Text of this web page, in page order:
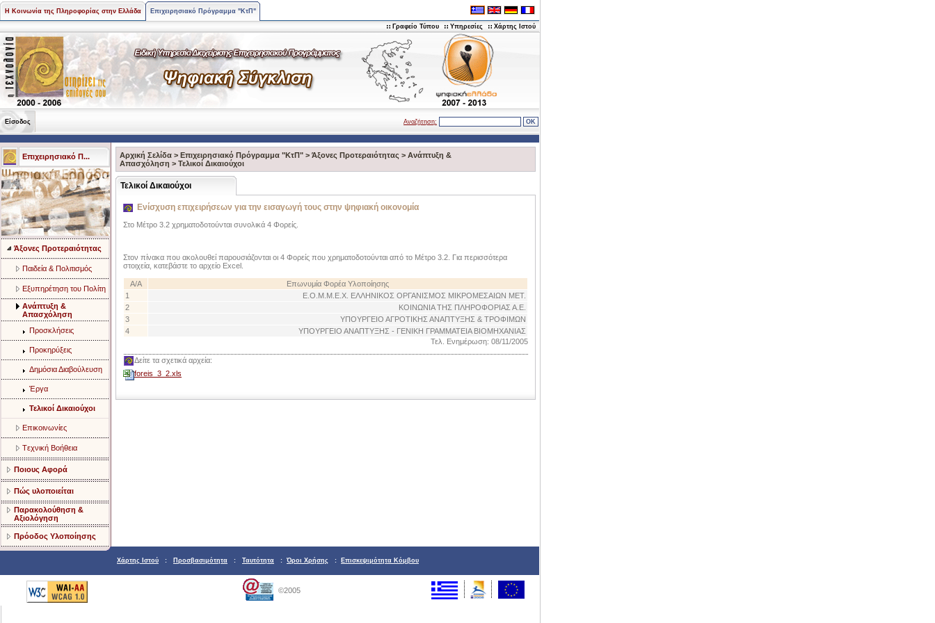
Η Κοινωνία της Πληροφορίας στην Ελλάδα Επιχειρησιακό Πρόγραμμα "ΚτΠ"
Γραφείο Τύπου Υπηρεσίες Χάρτης Ιστού
Είσοδος Αναζήτηση:
Επιχειρησιακό Π...
Άξονες Προτεραιότητας
Παιδεία & Πολιτισμός
Eξυπηρέτηση του Πολίτη
Aνάπτυξη &
Aπασχόληση
Προσκλήσεις
Προκηρύξεις
Δημόσια Διαβούλευση
Έργα
Τελικοί Δικαιούχοι
Eπικοινωνίες
Tεχνική Bοήθεια
Ποιους Αφορά
Πώς υλοποιείται
Παρακολούθηση &
Αξιολόγηση
Πρόοδος Υλοποίησης
Αρχική Σελίδα > Επιχειρησιακό Πρόγραμμα "ΚτΠ" > Άξονες Προτεραιότητας > Aνάπτυξη &
Aπασχόληση > Τελικοί Δικαιούχοι
Τελικοί Δικαιούχοι
Ενίσχυση επιχειρήσεων για την εισαγωγή τους στην ψηφιακή οικονομία
Στο Μέτρο 3.2 χρηματοδοτούνται συνολικά 4 Φορείς.
Στον πίνακα που ακολουθεί παρουσιάζονται οι 4 Φορείς που χρηματοδοτούνται από το Μέτρο 3.2. Για περισσότερα
στοιχεία, κατεβάστε το αρχείο Excel.
A/A
Επωνυμία Φορέα Υλοποίησης
1
Ε.Ο.Μ.Μ.Ε.Χ. ΕΛΛΗΝΙΚΟΣ ΟΡΓΑΝΙΣΜΟΣ ΜΙΚΡΟΜΕΣΑΙΩΝ ΜΕΤ.
2
ΚΟΙΝΩΝΙΑ ΤΗΣ ΠΛΗΡΟΦΟΡΙΑΣ Α.Ε.
3
ΥΠΟΥΡΓΕΙΟ ΑΓΡΟΤΙΚΗΣ ΑΝΑΠΤΥΞΗΣ & ΤΡΟΦΙΜΩΝ
4
ΥΠΟΥΡΓΕΙΟ ΑΝΑΠΤΥΞΗΣ - ΓΕΝΙΚΗ ΓΡΑΜΜΑΤΕΙΑ ΒΙΟΜΗΧΑΝΙΑΣ
Τελ. Ενημέρωση: 08/11/2005
Δείτε τα σχετικά αρχεία:
foreis_3_2.xls
Χάρτης Ιστού : Προσβασιμότητα : Ταυτότητα : Όροι Χρήσης : Επισκεψιμότητα Κόμβου
©2005